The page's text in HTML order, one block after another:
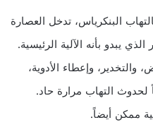
البنكرياس، تدخل العصارة
يبدو بأنه الآلية الرئيسية.
والتخدير، وإعطاء الأدوية،
التهاب مرارة حاد.
ممكن أيضاً.